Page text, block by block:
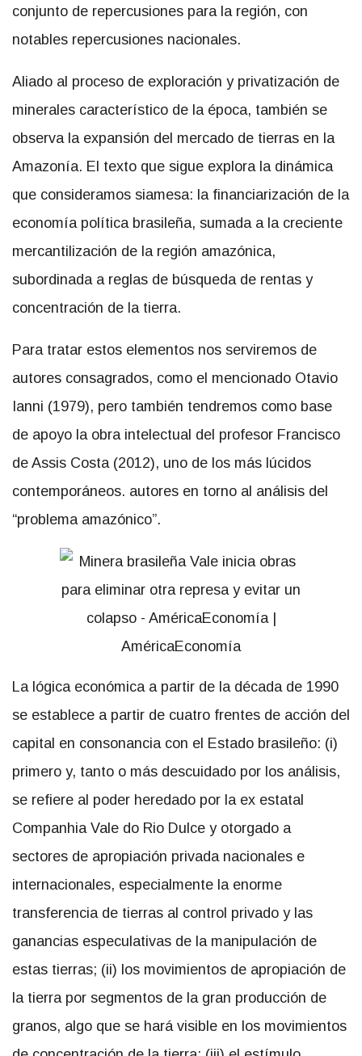
conjunto de repercusiones para la región, con
notables repercusiones nacionales.
Aliado al proceso de exploración y privatización de
minerales característico de la época, también se
observa la expansión del mercado de tierras en la
Amazonía. El texto que sigue explora la dinámica
que consideramos siamesa: la financiarización de la
economía política brasileña, sumada a la creciente
mercantilización de la región amazónica,
subordinada a reglas de búsqueda de rentas y
concentración de la tierra.
Para tratar estos elementos nos serviremos de
autores consagrados, como el mencionado Otavio
Ianni (1979), pero también tendremos como base
de apoyo la obra intelectual del profesor Francisco
de Assis Costa (2012), uno de los más lúcidos
contemporáneos. autores en torno al análisis del
“problema amazónico”.
La lógica económica a partir de la década de 1990
se establece a partir de cuatro frentes de acción del
capital en consonancia con el Estado brasileño: (i)
primero y, tanto o más descuidado por los análisis,
se refiere al poder heredado por la ex estatal
Companhia Vale do Rio Dulce y otorgado a
sectores de apropiación privada nacionales e
internacionales, especialmente la enorme
transferencia de tierras al control privado y las
ganancias especulativas de la manipulación de
estas tierras; (ii) los movimientos de apropiación de
la tierra por segmentos de la gran producción de
granos, algo que se hará visible en los movimientos